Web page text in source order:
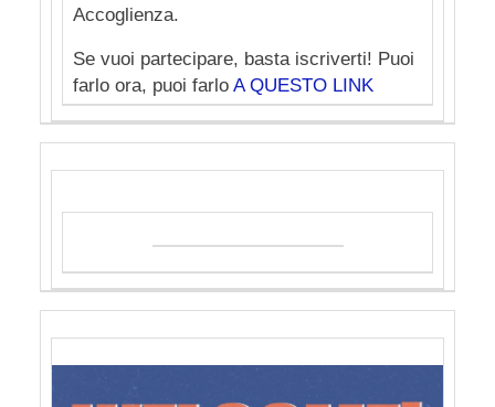
Accoglienza.
Se vuoi partecipare, basta iscriverti! Puoi
farlo ora, puoi farlo A QUESTO LINK